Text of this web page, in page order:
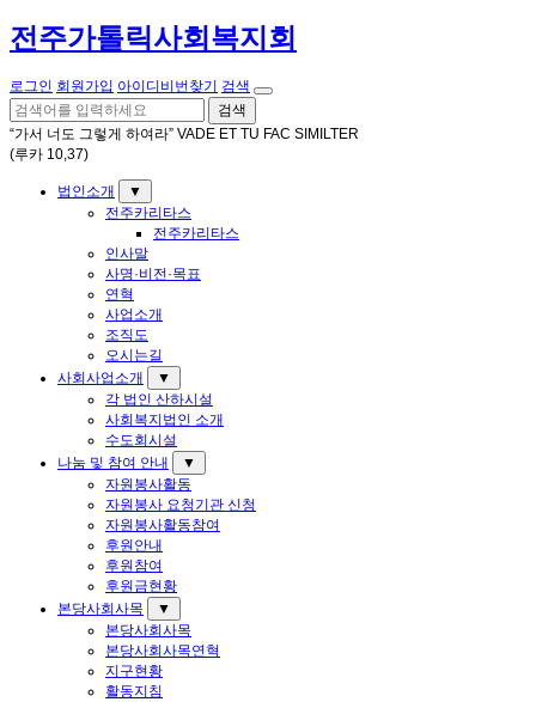
전주가톨릭사회복지회
로그인 회원가입 아이디비번찾기
검색
검색
“가서 너도 그렇게 하여라” VADE ET TU FAC SIMILTER
(루카 10,37)
법인소개
▼
전주카리타스
전주카리타스
인사말
사명·비전·목표
연혁
사업소개
조직도
오시는길
사회사업소개
▼
각 법인 산하시설
사회복지법인 소개
수도회시설
나눔 및 참여 안내
▼
자원봉사활동
자원봉사 요청기관 신청
자원봉사활동참여
후원안내
후원참여
후원금현황
본당사회사목
▼
본당사회사목
본당사회사목연혁
지구현황
활동지침